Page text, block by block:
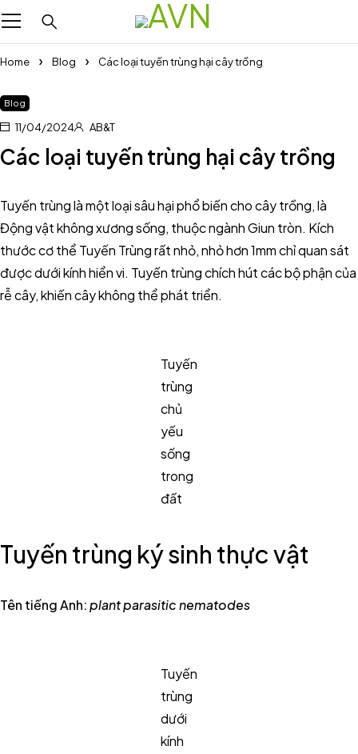
Home Blog Các loại tuyến trùng hại cây trồng
Blog
11/04/2024 AB&T
Các loại tuyến trùng hại cây trồng
Tuyến trùng là một loại sâu hại phổ biến cho cây trồng, là
Động vật không xương sống, thuộc ngành Giun tròn. Kích
thước cơ thể Tuyến Trùng rất nhỏ, nhỏ hơn 1mm chỉ quan sát
được dưới kính hiển vi. Tuyến trùng chích hút các bộ phận của
rễ cây, khiến cây không thể phát triển.
Tuyến
trùng
chủ
yếu
sống
trong
đất
Tuyến trùng ký sinh thực vật
Tên tiếng Anh:plant parasitic nematodes
Tuyến
trùng
dưới
kính